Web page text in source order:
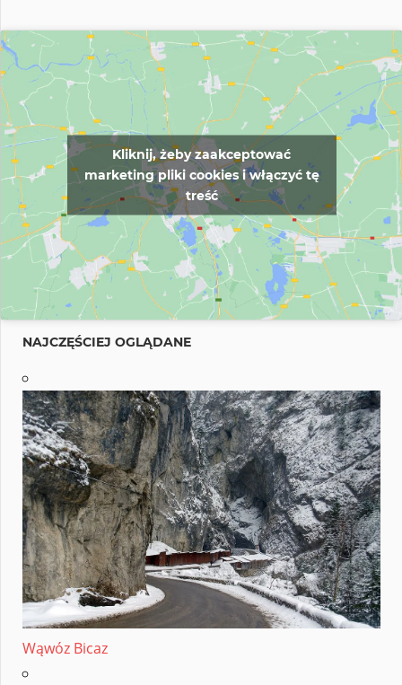
Kliknij, żeby zaakceptować
marketing pliki cookies i włączyć tę
treść
NAJCZĘŚCIEJ OGLĄDANE
Wąwóz Bicaz